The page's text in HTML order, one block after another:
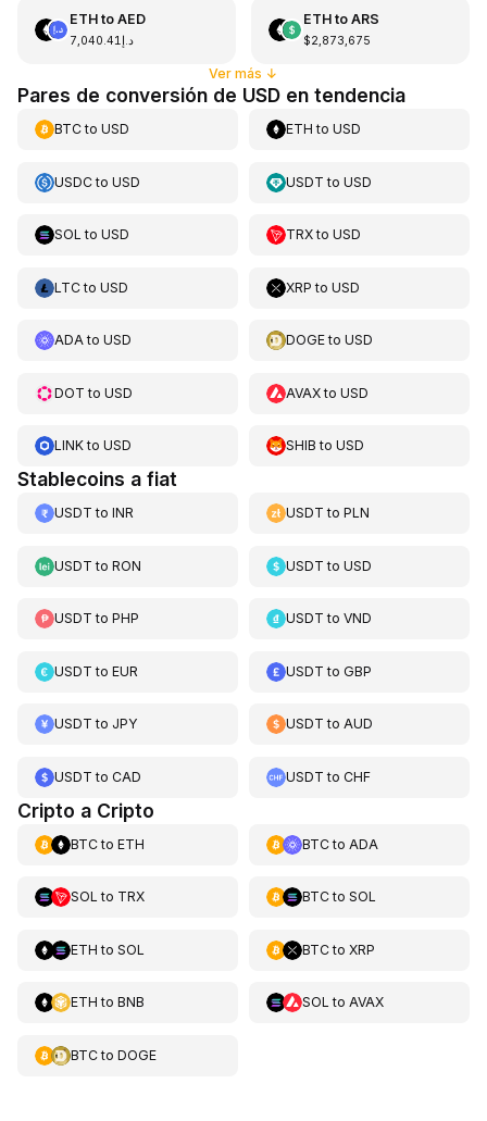
ETHto AED
د.إ7,040.41
ETHto ARS
$2,873,675
Ver más ↓
Pares de conversión de USD en tendencia
BTCto USD ETH toUSD
USDCto USD USDT toUSD
SOL to USD TRXtoUSD
LTCto USD XRP toUSD
ADAto USD DOGEtoUSD
DOT to USD AVAXtoUSD
LINKto USD SHIB toUSD
Stablecoins a fiat
USDT to INR USDT toPLN
USDT to RON USDT toUSD
USDT to PHP USDT toVND
USDT to EUR USDT toGBP
USDT to JPY USDT toAUD
USDT to CAD USDT toCHF
Cripto a Cripto
BTCto ETH BTCto ADA
SOL to TRX BTCto SOL
ETH to SOL BTCto XRP
ETH to BNB SOL to AVAX
BTCto DOGE